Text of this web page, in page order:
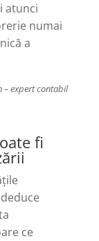
atunci
numai
a
– expert contabil
fi
ce